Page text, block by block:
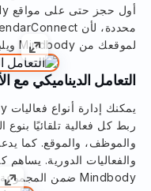
لموقعك من Mindbody ويلبيها.
التعامل الديناميكي مع
والموظف، والموقع. كما
والفعاليات الدورية.
Mindbody ضمن المجموعة المشتركة.